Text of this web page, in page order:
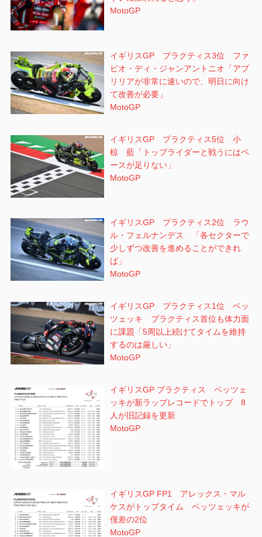
MotoGP
イギリスGP プラクティス3位 ファ
ビオ・ディ・ジャンアントニオ「アプ
リリアが非常に速いので、明日に向け
て改善が必要」
MotoGP
イギリスGP プラクティス5位 小
椋 藍「トップライダーと戦うにはペ
ースが足りない」
MotoGP
イギリスGP プラクティス2位 ラウ
ル・フェルナンデス 「各セクターで
少しずつ改善を進めることができれ
ば」
MotoGP
イギリスGP プラクティス1位 ベッ
ツェッキ プラクティス首位も体力面
に課題「5周以上続けてタイムを維持
するのは厳しい」
MotoGP
イギリスGP プラクティス ベッツェ
ッキが新ラップレコードでトップ 8
人が旧記録を更新
MotoGP
イギリスGP FP1 アレックス・マル
ケスがトップタイム ベッツェッキが
僅差の2位
MotoGP